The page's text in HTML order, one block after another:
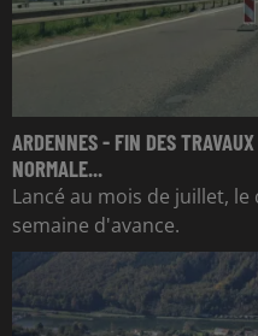
ARDENNES - FIN DES
NORMALE...
Lancé au mois de juillet,
semaine d'avance.